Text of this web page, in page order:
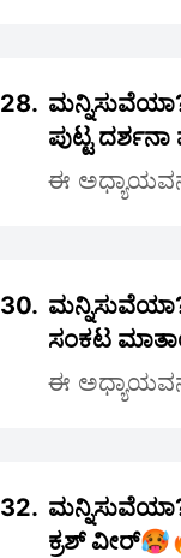
28.
ಪುಟ್ಟ
ಈ
30.
ಸಂಕಟ
ಈ
32.
ಕ್ರಶ್